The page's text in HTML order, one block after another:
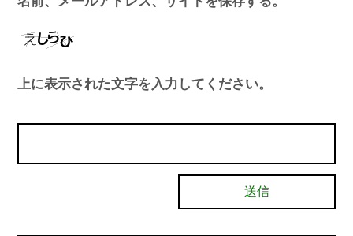
上に表示された文字を入力してください。